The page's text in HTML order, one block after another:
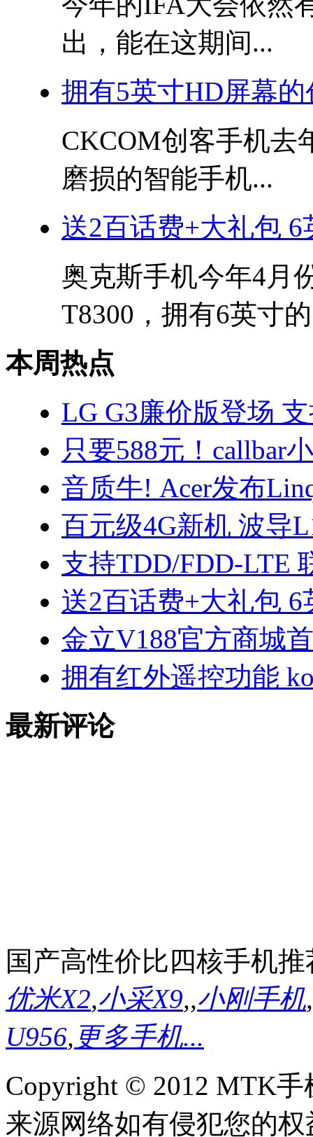
出，能在这期间...
拥有5英寸HD屏幕
CKCOM创客手机去
磨损的智能手机...
送2百话费+大礼包
奥克斯手机今年4月
T8300，拥有6英寸
本周热点
LG G3廉价版登场
只要588元！callbar
音质牛! Acer发布
百元级4G新机 波导
支持TDD/FDD-LTE
送2百话费+大礼包
金立V188官方商城
拥有红外遥控功能
最新评论
国产高性价比四核手机推
优米X2,小采X9,,小刚手机,
U956, 更多手机...
Copyright © 2012 MTK
来源网络如有侵犯您的